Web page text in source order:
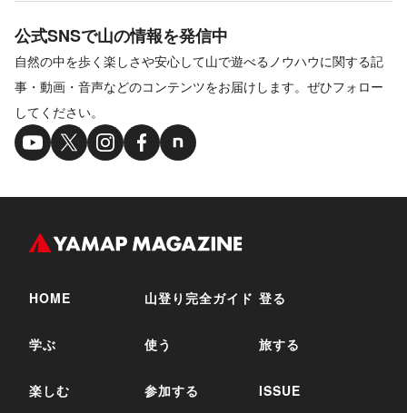
公式SNSで山の情報を発信中
自然の中を歩く楽しさや安心して山で遊べるノウハウに関する記
事・動画・音声などのコンテンツをお届けします。ぜひフォロー
してください。
HOME 山登り完全ガイド 登る
学ぶ 使う 旅する
楽しむ 参加する ISSUE